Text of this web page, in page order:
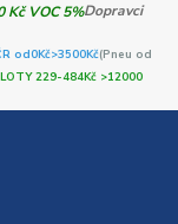
Dopravci
od0Kč>3500Kč(Pneu od
229-484Kč >12000